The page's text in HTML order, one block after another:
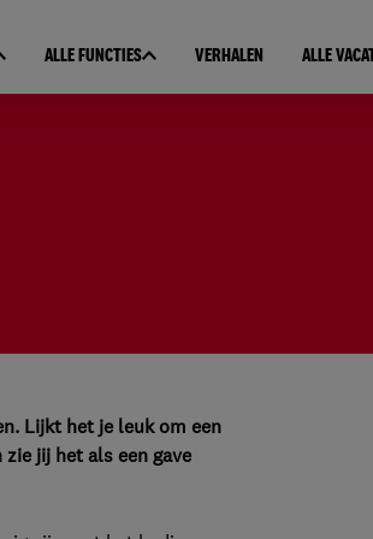
ALLE FUNCTIES VERHALEN ALLE
Lijkt het je leuk om een
jij het als een gave